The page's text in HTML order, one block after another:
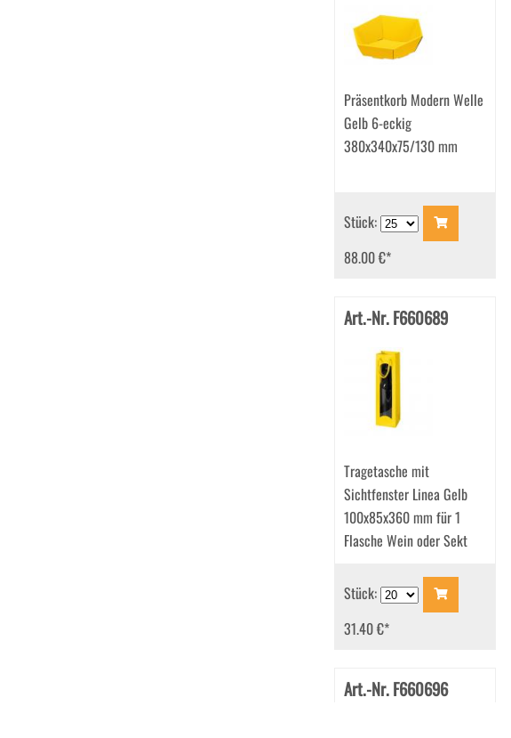
Präsentkorb Modern Welle
Gelb 6-eckig
380x340x75/130 mm
Stück:
88.00 €*
Art.-Nr. F660689
Tragetasche mit
Sichtfenster Linea Gelb
100x85x360 mm für 1
Flasche Wein oder Sekt
Stück:
31.40 €*
Art.-Nr. F660696